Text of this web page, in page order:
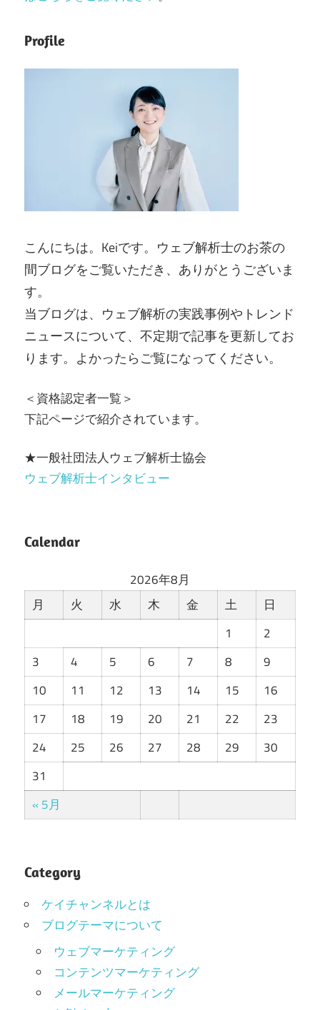
Profile
こんにちは。Keiです。ウェブ解析士のお茶の
間ブログをご覧いただき、ありがとうございま
す。
当ブログは、ウェブ解析の実践事例やトレンド
ニュースについて、不定期で記事を更新してお
ります。よかったらご覧になってください。
＜資格認定者一覧＞
下記ページで紹介されています。
★一般社団法人ウェブ解析士協会
ウェブ解析士インタビュー
Calendar
2026年8月
月
火 水 木 金 土 日
« 5月
1
2
3
4 5 6 7 8
9
10
11 12 13 14 15
16
17
18 19 20 21 22
23
24
25 26 27 28 29
30
31
Category
ケイチャンネルとは
ブログテーマについて
ウェブマーケティング
コンテンツマーケティング
メールマーケティング